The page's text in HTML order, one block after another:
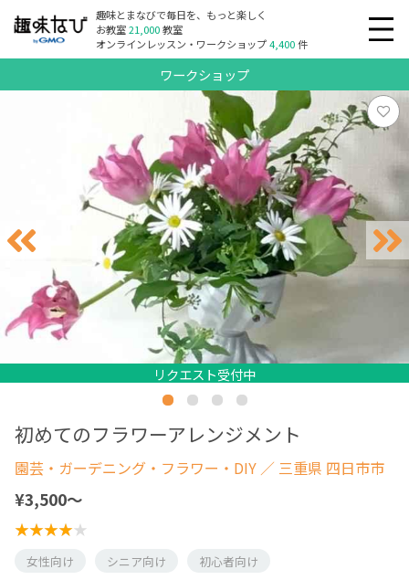
趣味とまなびで毎日を、もっと楽しく
お教室21,000教室
オンラインレッスン・ワークショップ4,400件
ワークショップ
リクエスト受付中
リクエスト受付中
リクエスト受付中
リクエスト受付中
リクエスト受付中
初めてのフラワーアレンジメント
園芸・ガーデニング・フラワー・DIY ／ 三重県 四日市市
¥3,500〜
女性向け シニア向け 初心者向け